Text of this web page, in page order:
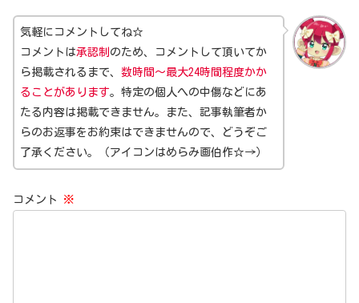
気軽にコメントしてね☆
コメントは承認制 のため、コメントして頂いてか
ら掲載されるまで、 数時間～最大24時間程度かか
ることがあります。特定の個人への中傷などにあ
たる内容は掲載できません。また、記事執筆者か
らのお返事をお約束はできませんので、どうぞご
了承ください。（アイコンはめらみ画伯作☆→）
コメント ※